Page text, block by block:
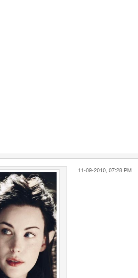
11-09-2010, 07:28 PM